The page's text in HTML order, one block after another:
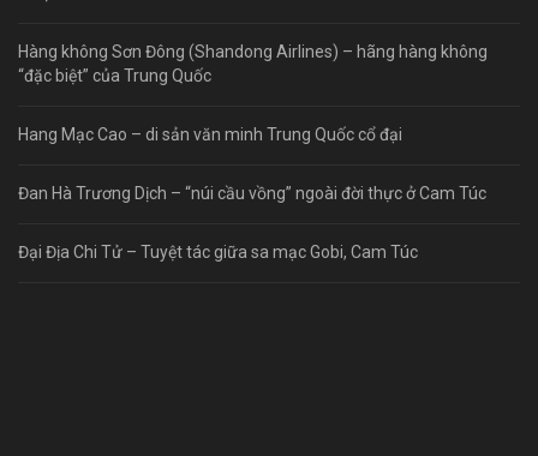
Hàng không Sơn Đông (Shandong Airlines) – hãng hàng không
“đặc biệt” của Trung Quốc
Hang Mạc Cao – di sản văn minh Trung Quốc cổ đại
Đan Hà Trương Dịch – “núi cầu vồng” ngoài đời thực ở Cam Túc
Đại Địa Chi Tử – Tuyệt tác giữa sa mạc Gobi, Cam Túc